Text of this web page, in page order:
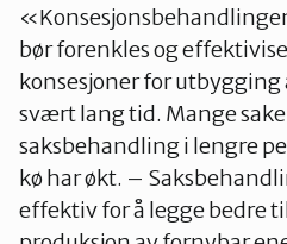
bør forenkles og
konsesjoner for
svært lang tid. Mange
saksbehandling i lengre
kø har økt. –
effektiv for å legge bedre